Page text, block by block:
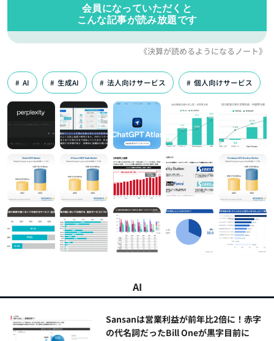
会員になっていただくと
こんな記事が読み放題です
《決算が読めるようになるノート》
AI 生成AI 法人向けサービス 個人向けサービス
AI
Sansanは営業利益が前年比2倍に！赤字
の代名詞だったBill Oneが黒字目前に